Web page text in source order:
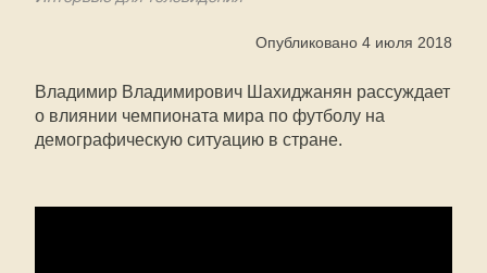
Опубликовано 4 июля 2018
Владимир Владимирович Шахиджанян рассуждает
о влиянии чемпионата мира по футболу на
демографическую ситуацию в стране.